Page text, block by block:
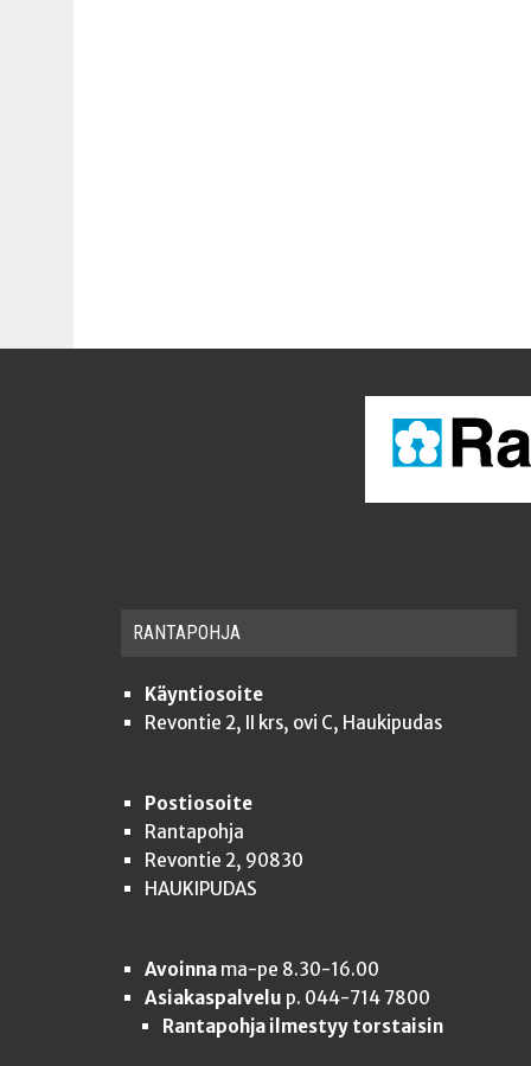
RAN­TA­POH­JA
Käyntiosoite
Revontie 2, II krs, ovi C, Haukipudas
Postiosoite
Rantapohja
Revontie 2, 90830
HAUKIPUDAS
Avoinna ma-pe 8.30-16.00
Asiakaspalvelu p. 044-714 7800
Rantapohja ilmestyy torstaisin